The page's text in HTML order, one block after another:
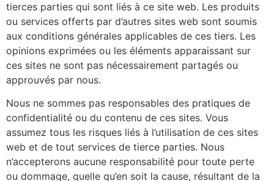
tierces parties qui sont liés à ce site web. Les produits
ou services offerts par d’autres sites web sont soumis
aux conditions générales applicables de ces tiers. Les
opinions exprimées ou les éléments apparaissant sur
ces sites ne sont pas nécessairement partagés ou
approuvés par nous.
Nous ne sommes pas responsables des pratiques de
confidentialité ou du contenu de ces sites. Vous
assumez tous les risques liés à l’utilisation de ces sites
web et de tout services de tierce parties. Nous
n’accepterons aucune responsabilité pour toute perte
ou dommage, quelle qu’en soit la cause, résultant de la